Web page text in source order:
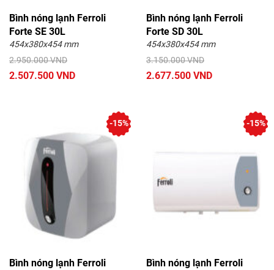
Bình nóng lạnh Ferroli
Forte SE 30L
454x380x454 mm
2.950.000 VND
2.507.500 VND
Bình nóng lạnh Ferroli
Forte SD 30L
454x380x454 mm
3.150.000 VND
2.677.500 VND
Bình nóng lạnh Ferroli
-15%
Bình nóng lạnh Ferroli
-15%